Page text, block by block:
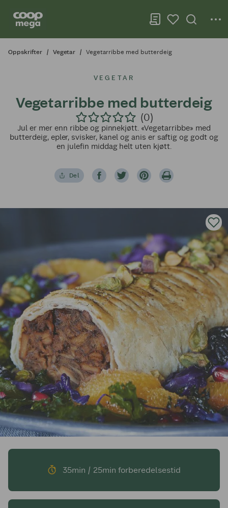
Oppskrifter Vegetar Vegetarribbe med butterdeig
VEGETAR
Vegetarribbe med butterdeig
(0)
Jul er mer enn ribbe og pinnekjøtt. «Vegetarribbe» med
butterdeig, epler, svisker, kanel og anis er saftig og godt og
en julefin middag helt uten kjøtt.
Del
35min / 25min forberedelsestid